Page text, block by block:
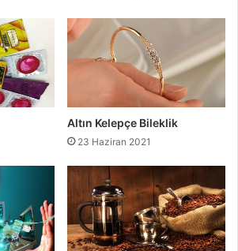
Altın Kelepçe Bileklik
23 Haziran 2021